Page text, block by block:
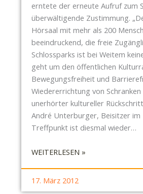
erntete der erneute Aufruf zum
überwältigende Zustimmung.
Hörsaal mit mehr als 200
beeindruckend, die freie
Schlossparks ist bei Weitem
geht um den öffentlichen
Bewegungsfreiheit und
Wiedererrichtung von Schranken
unerhörter kultureller
André Unterburger, Beisitzer im
Treffpunkt ist diesmal wieder…
WEITERLESEN »:
17. März 2012